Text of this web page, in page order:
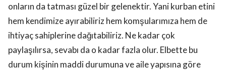
onların da tatması güzel bir gelenektir. Yani kurban etini
hem kendimize ayırabiliriz hem komşularımıza hem de
ihtiyaç sahiplerine dağıtabiliriz. Ne kadar çok
paylaşılırsa, sevabı da o kadar fazla olur. Elbette bu
durum kişinin maddi durumuna ve aile yapısına göre